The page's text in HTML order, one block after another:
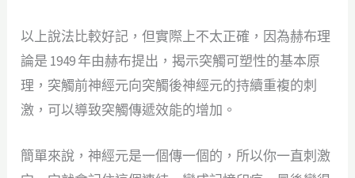
以上說法比較好記，但實際上不太正確，因為赫布理
論是 1949 年由赫布提出，揭示突觸可塑性的基本原
理，突觸前神經元向突觸後神經元的持續重複的刺
激，可以導致突觸傳遞效能的增加。
簡單來說，神經元是一個傳一個的，所以你一直刺激